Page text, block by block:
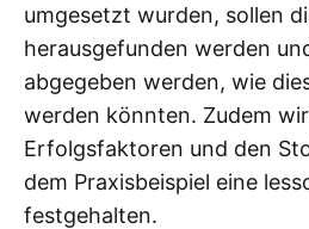
umgesetzt wurden, sollen
herausgefunden werden
abgegeben werden, wie
werden könnten. Zudem
Erfolgsfaktoren und den
dem Praxisbeispiel eine
festgehalten.